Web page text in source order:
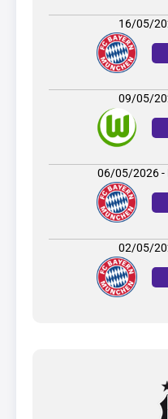
16/05/
09/05/
06/05/2026 -
02/05/